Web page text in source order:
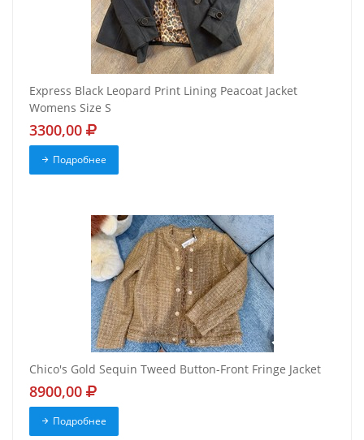
Express Black Leopard Print Lining Peacoat Jacket
Womens Size S
3300,00
Подробнее
Chico's Gold Sequin Tweed Button-Front Fringe Jacket
8900,00
Подробнее